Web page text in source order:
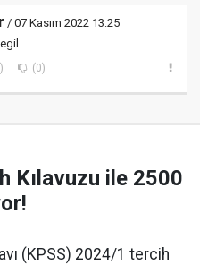
/ 07 Kasım 2022 13:25
(0)
Kılavuzu ile 2500
(KPSS) 2024/1 tercih